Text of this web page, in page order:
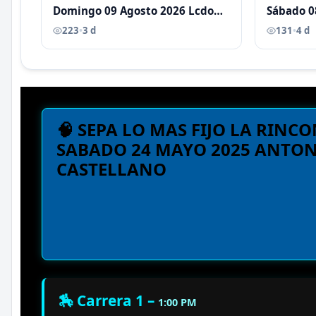
Domingo 09 Agosto 2026 Lcdo
Antoni Castellano
223•3 d
Sábado
Antoni
131•4 d
🧠 SEPA LO MAS FIJO LA
SABADO 24 MAYO 2025
CASTELLANO
🏇 Carrera 1 – 1:00 PM